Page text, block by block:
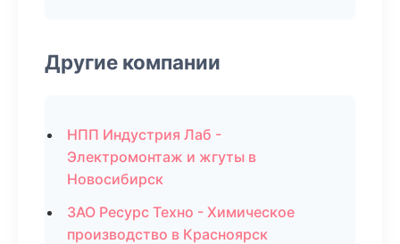
Другие компании
НПП Индустрия Лаб -
Электромонтаж и жгуты в
Новосибирск
ЗАО Ресурс Техно - Химическое
производство в Красноярск